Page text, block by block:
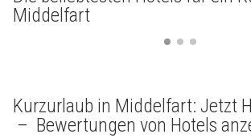
Middelfart
Kurzurlaub in Middelfart: Jetzt
– Bewertungen von Hotels